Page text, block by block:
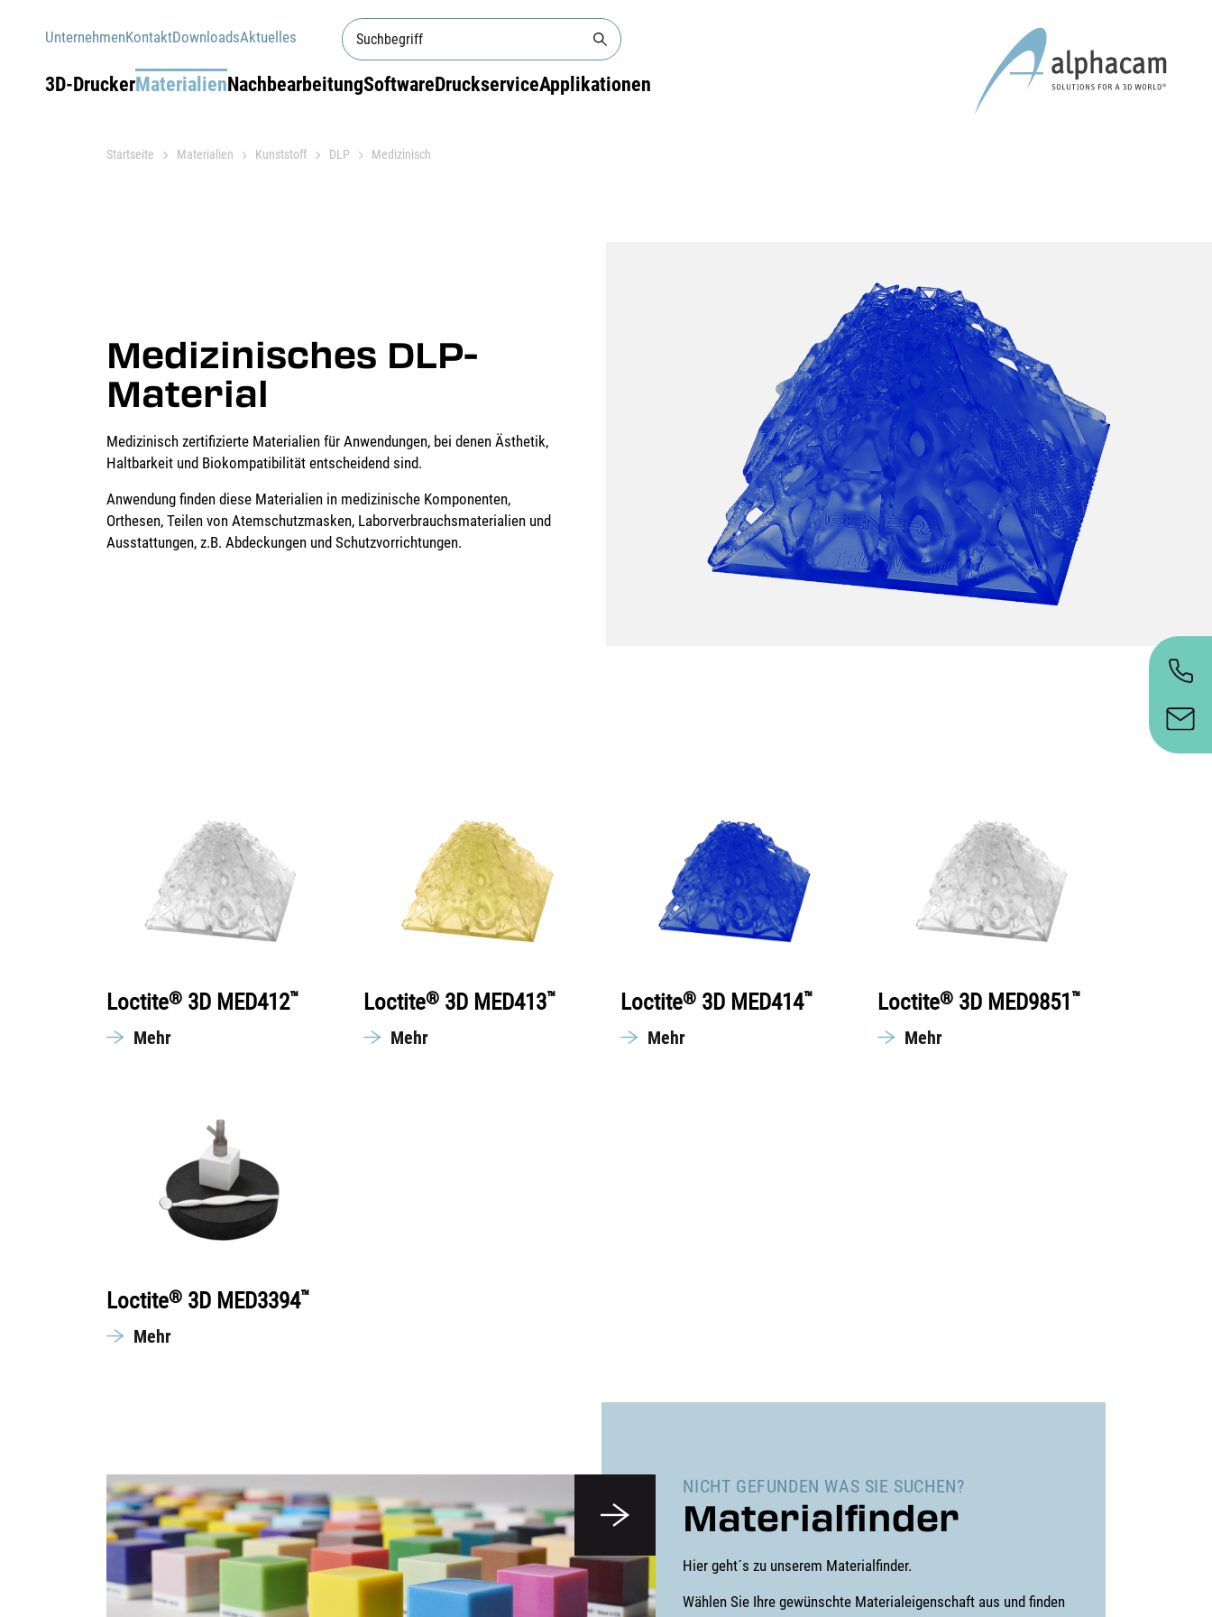
UnternehmenKontaktDownloadsAktuelles
3D-DruckerMaterialienNachbearbeitungSoftwareDruckserviceApplikationen
Startseite Materialien Kunststoff DLP Medizinisch
Medizinisches DLP-
Material
Medizinisch zertifizierte Materialien für Anwendungen, bei denen Ästhetik,
Haltbarkeit und Biokompatibilität entscheidend sind.
Anwendung finden diese Materialien in medizinische Komponenten,
Orthesen, Teilen von Atemschutzmasken, Laborverbrauchsmaterialien und
Ausstattungen, z.B. Abdeckungen und Schutzvorrichtungen.
Loctite® 3D MED412™
Mehr
Loctite® 3D MED413™
Mehr
Loctite® 3D MED414™
Mehr
Loctite® 3D MED9851 ™
Mehr
Loctite® 3D MED3394™
Mehr
NICHT GEFUNDEN WAS SIE SUCHEN?
Materialfinder
Hier geht´s zu unserem Materialfinder.
Wählen Sie Ihre gewünschte Materialeigenschaft aus und finden